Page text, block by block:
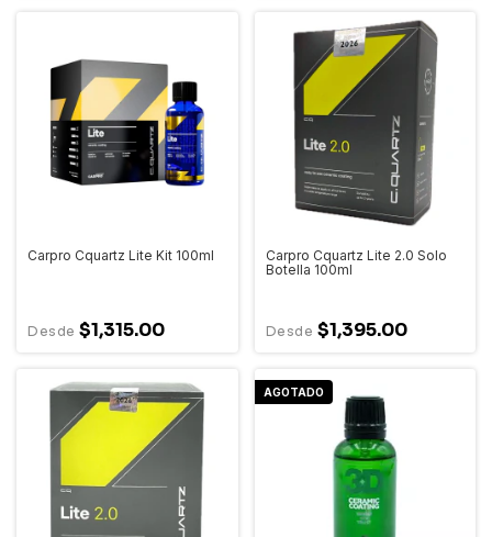
Carpro Cquartz Lite Kit 100ml
$1,315.00
Carpro Cquartz Lite 2.0 Solo
Botella 100ml
$1,395.00
AGOTADO